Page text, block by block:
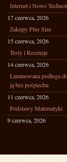
Internet i Nowe
17 czerwca, 2026
Zakupy Plus Size
15 czerwca, 2026
Testy i Recenzje
14 czerwca, 2026
Laminowana podłoga
ją bez pośpiechu
11 czerwca, 2026
Podstawy Matematyki
9 czerwca, 2026